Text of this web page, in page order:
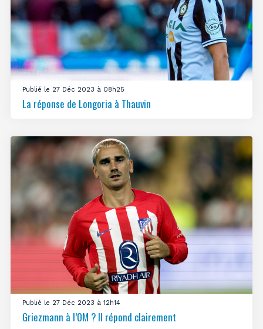
Publié le 27 Déc 2023 à 08h25
La réponse de Longoria à Thauvin
Publié le 27 Déc 2023 à 12h14
Griezmann à l’OM ? Il répond clairement